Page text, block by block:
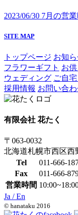
2023/06/30 7月の営
SITE MAP
トップページ お知
フラワーギフト お
ウェディング ご自
採用情報 お問い合
有限会社 花たく
〒063-0032
北海道札幌市西区西
Tel
011-666-
Fax
011-666-
営業時間
Ja /En
© hanataku 2016